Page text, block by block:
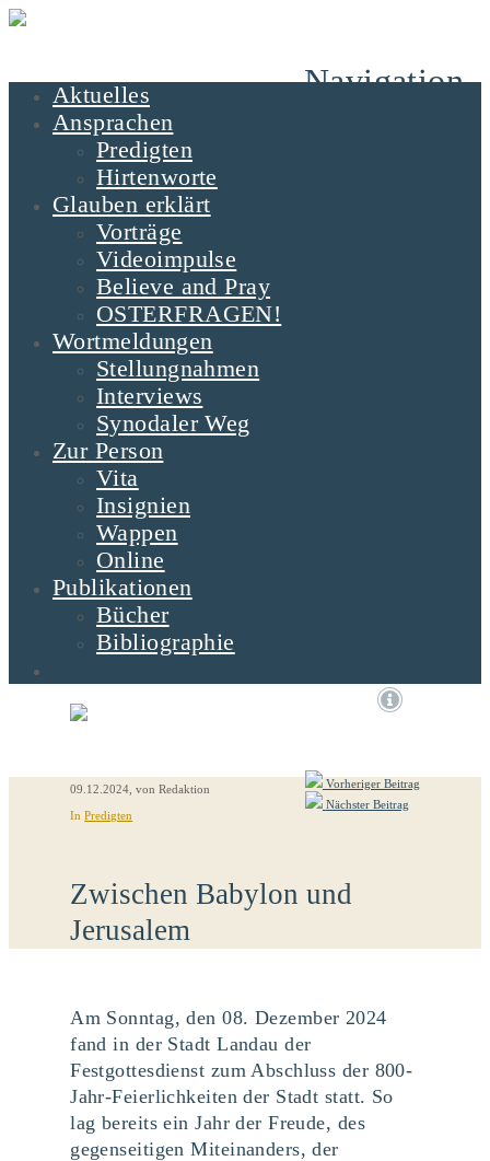
Navigation
Aktuelles
Ansprachen
Predigten
Hirtenworte
Glauben erklärt
Vorträge
Videoimpulse
Believe and Pray
OSTERFRAGEN!
Wortmeldungen
Stellungnahmen
Interviews
Synodaler Weg
Zur Person
Vita
Insignien
Wappen
Online
Publikationen
Bücher
Bibliographie
09.12.2024 , von Redaktion
InPredigten
Vorheriger Beitrag
Nächster Beitrag
Zwischen Babylon und
Jerusalem
Am Sonntag, den 08. Dezember 2024
fand in der Stadt Landau der
Festgottesdienst zum Abschluss der 800-
Jahr-Feierlichkeiten der Stadt statt. So
lag bereits ein Jahr der Freude, des
gegenseitigen Miteinanders, der